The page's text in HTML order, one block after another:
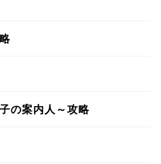
の案内人～攻略